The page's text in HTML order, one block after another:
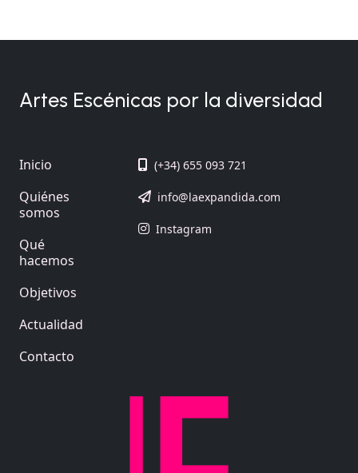
Artes Escénicas por la diversidad
Inicio
Quiénes
somos
Qué
hacemos
Objetivos
Actualidad
Contacto
(+34) 655 093 721
info@laexpandida.com
Instagram